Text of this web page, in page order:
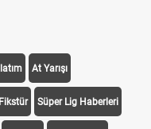
At Yarışı
Süper Lig Haberleri